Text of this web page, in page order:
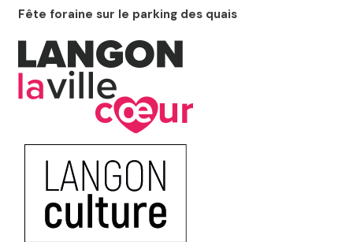
Fête foraine sur le parking des quais